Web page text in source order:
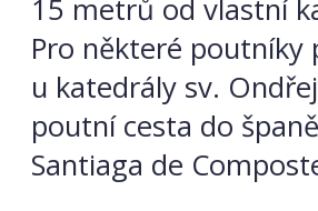
15 metrů od vlastní
Pro některé poutníky
u katedrály sv.
poutní cesta do
Santiaga de